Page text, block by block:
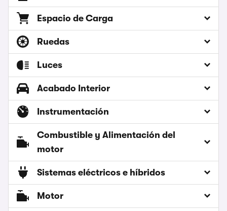
Espacio de Carga
Ruedas
Luces
Acabado Interior
Instrumentación
Combustible y Alimentación del
motor
Sistemas eléctricos e híbridos
Motor